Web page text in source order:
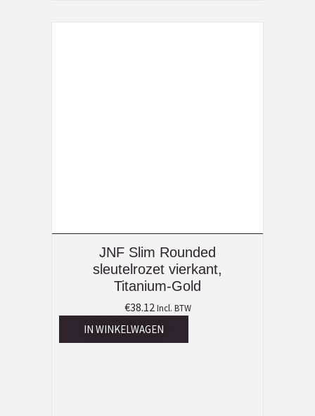
JNF Slim Rounded
sleutelrozet vierkant,
Titanium-Gold
€38.12 Incl. BTW
IN WINKELWAGEN